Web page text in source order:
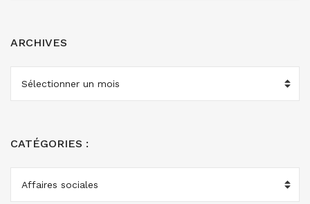
ARCHIVES
CATÉGORIES :